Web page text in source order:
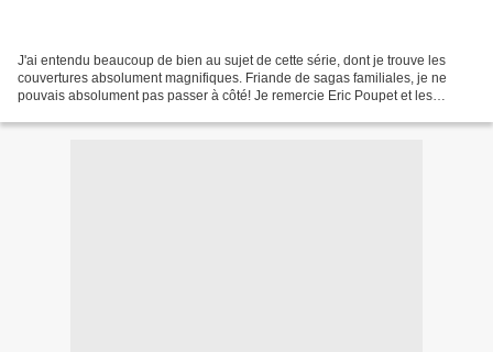
J'ai entendu beaucoup de bien au sujet de cette série, dont je trouve les
couvertures absolument magnifiques. Friande de sagas familiales, je ne
pouvais absolument pas passer à côté! Je remercie Eric Poupet et les